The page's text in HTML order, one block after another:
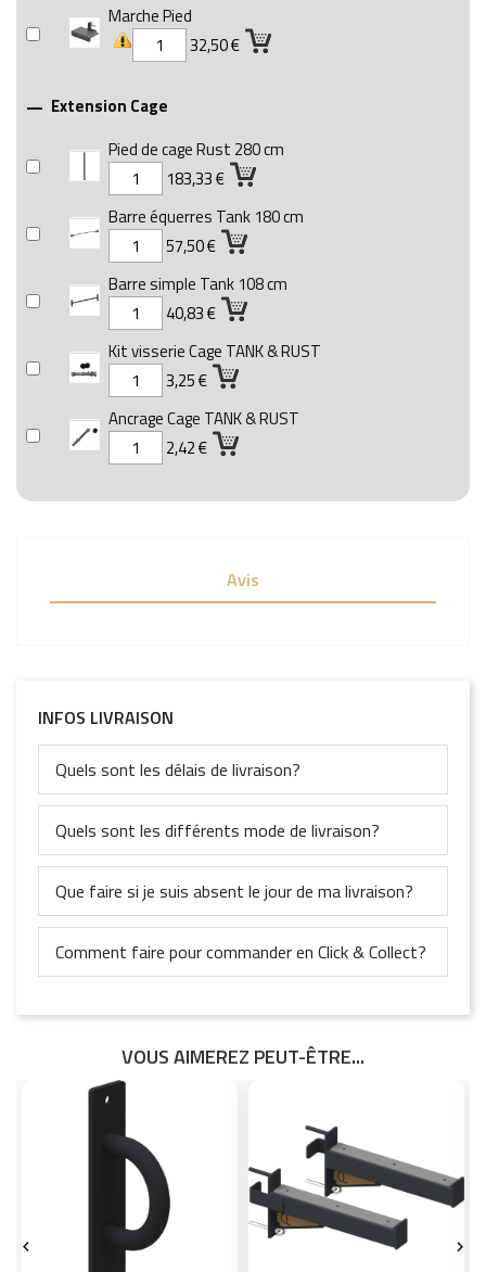
Marche Pied
32,50 €
 Extension Cage
Pied de cage Rust 280 cm
183,33 €
Barre équerres Tank 180 cm
57,50 €
Barre simple Tank 108 cm
40,83 €
Kit visserie Cage TANK & RUST
3,25 €
Ancrage Cage TANK & RUST
2,42 €
Avis
INFOS LIVRAISON
Quels sont les délais de livraison?
Quels sont les différents mode de livraison?
Que faire si je suis absent le jour de ma livraison?
Comment faire pour commander en Click & Collect?
VOUS AIMEREZ PEUT-ÊTRE...
 